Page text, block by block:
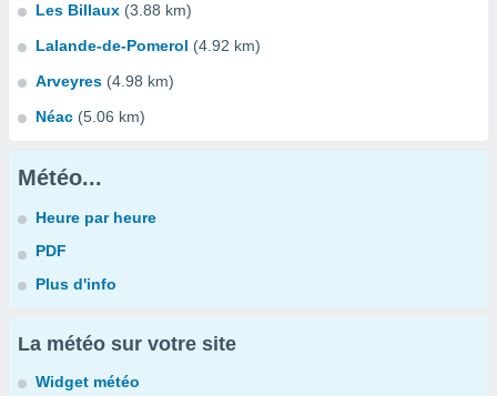
Les Billaux (3.88 km)
Lalande-de-Pomerol (4.92 km)
Arveyres (4.98 km)
Néac (5.06 km)
Météo...
Heure par heure
PDF
Plus d'info
La météo sur votre site
Widget météo